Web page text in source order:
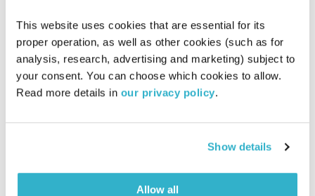
This website uses cookies that are essential for its
proper operation, as well as other cookies (such as for
analysis, research, advertising and marketing) subject to
your consent. You can choose which cookies to allow.
Read more details in our privacy policy.
Show details
Allow all
מנועים קדימה – 25.6.19
מנועים קדימה
גלית גורא-עיני
25.06.19
01:00:14
מוזיקה מעולה בעריכתה ובהגשתה של גלית גורא-עיני
אודיו